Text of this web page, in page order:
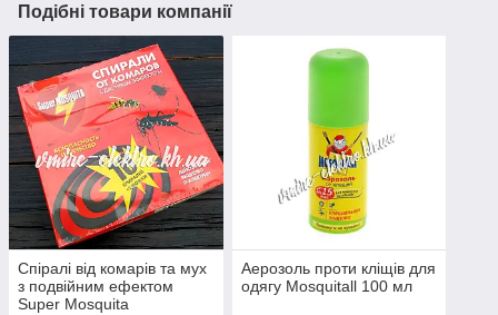
Подібні товари компанії
Спіралі від комарів та мух
з подвійним ефектом
Super Mosquita
Аерозоль проти кліщів для
одягу Mosquitall 100 мл